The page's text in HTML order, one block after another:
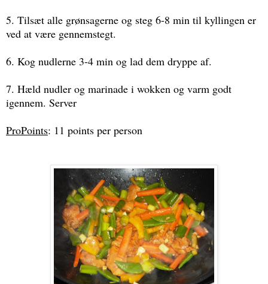
5. Tilsæt alle grønsagerne og steg 6-8 min til kyllingen er
ved at være gennemstegt.
6. Kog nudlerne 3-4 min og lad dem dryppe af.
7. Hæld nudler og marinade i wokken og varm godt
igennem. Server
ProPoints: 11 points per person